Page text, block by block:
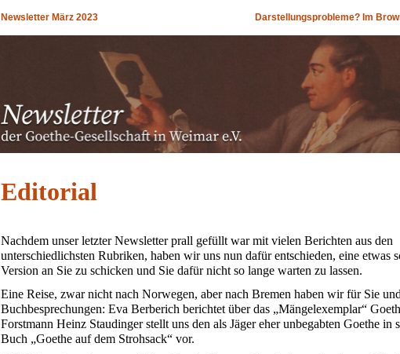
Newsletter März 2023 Darstellungsprobleme? Im
Editorial
Nachdem unser letzter Newsletter prall gefüllt war mit vielen Berichten aus den
unterschiedlichsten Rubriken, haben wir uns nun dafür entschieden, eine etwas
Version an Sie zu schicken und Sie dafür nicht so lange warten zu lassen.
Eine Reise, zwar nicht nach Norwegen, aber nach Bremen haben wir für Sie
Buchbesprechungen: Eva Berberich berichtet über das „Mängelexemplar“
Forstmann Heinz Staudinger stellt uns den als Jäger eher unbegabten Goethe in
Buch „Goethe auf dem Strohsack“ vor.